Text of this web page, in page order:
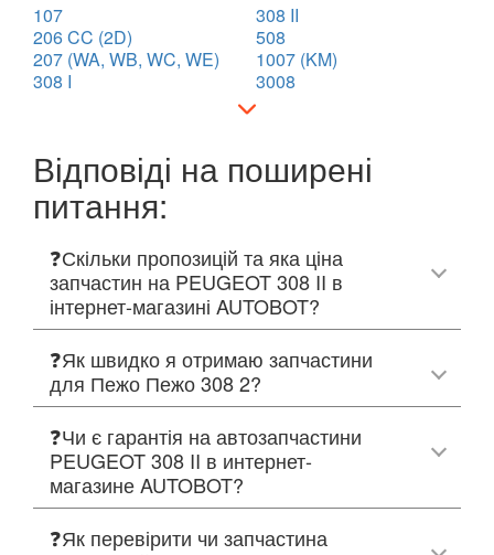
107
206 CC (2D)
207 (WA, WB, WC, WE)
308 I
308 II
508
1007 (KM)
3008
Відповіді на поширені
питання:
❓Скільки пропозицій та яка ціна
запчастин на PEUGEOT 308 II в
інтернет-магазині AUTOBOT?
❓Як швидко я отримаю запчастини
для Пежо Пежо 308 2?
❓Чи є гарантія на автозапчастини
PEUGEOT 308 II в интернет-
магазине AUTOBOT?
❓Як перевірити чи запчастина